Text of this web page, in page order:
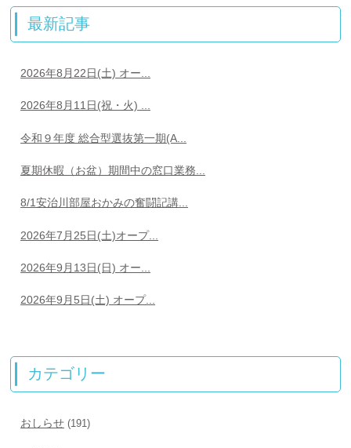
最新記事
2026年8月22日(土) オー...
2026年8月11日(祝・火) ...
令和９年度 総合型選抜第一期(A...
夏期休暇（お盆）期間中の窓口業務...
8/1安治川部屋おかみの奮闘記講...
2026年7月25日(土)オープ...
2026年9月13日(日) オー...
2026年9月5日(土) オープ...
カテゴリー
おしらせ (191)